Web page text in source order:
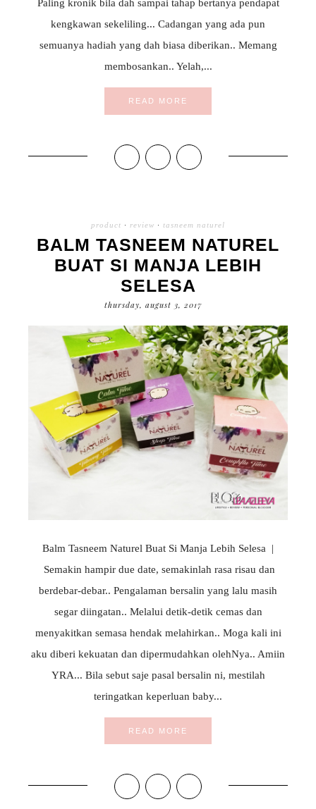
Paling kronik bila dah sampai tahap bertanya pendapat
kengkawan sekeliling... Cadangan yang ada pun
semuanya hadiah yang dah biasa diberikan.. Memang
membosankan.. Yelah,...
READ MORE
product · review · tasneem naturel
BALM TASNEEM NATUREL
BUAT SI MANJA LEBIH
SELESA
thursday, august 3, 2017
Balm Tasneem Naturel Buat Si Manja Lebih Selesa |
Semakin hampir due date, semakinlah rasa risau dan
berdebar-debar.. Pengalaman bersalin yang lalu masih
segar diingatan.. Melalui detik-detik cemas dan
menyakitkan semasa hendak melahirkan.. Moga kali ini
aku diberi kekuatan dan dipermudahkan olehNya.. Amiin
YRA... Bila sebut saje pasal bersalin ni, mestilah
teringatkan keperluan baby...
READ MORE